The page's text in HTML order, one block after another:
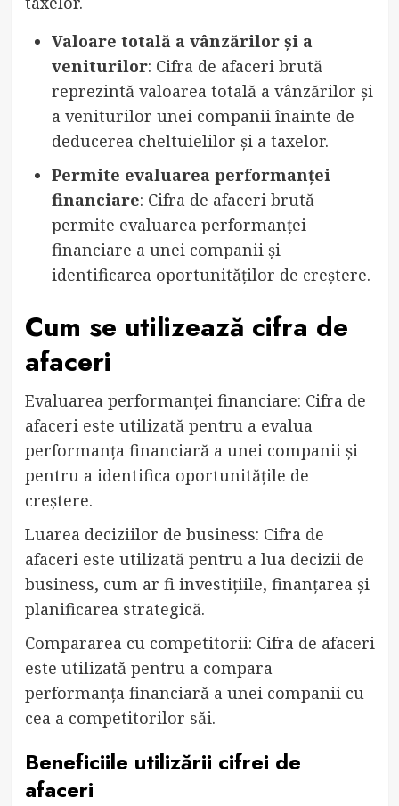
Valoare totală a vânzărilor și a
veniturilor: Cifra de afaceri brută
reprezintă valoarea totală a vânzărilor și
a veniturilor unei companii înainte de
deducerea cheltuielilor și a taxelor.
Permite evaluarea performanței
financiare: Cifra de afaceri brută
permite evaluarea performanței
financiare a unei companii și
identificarea oportunităților de creștere.
Cum se utilizează cifra de
afaceri
Evaluarea performanței financiare: Cifra de
afaceri este utilizată pentru a evalua
performanța financiară a unei companii și
pentru a identifica oportunitățile de
creștere.
Luarea deciziilor de business: Cifra de
afaceri este utilizată pentru a lua decizii de
business, cum ar fi investițiile, finanțarea și
planificarea strategică.
Compararea cu competitorii: Cifra de afaceri
este utilizată pentru a compara
performanța financiară a unei companii cu
cea a competitorilor săi.
Beneficiile utilizării cifrei de
afaceri